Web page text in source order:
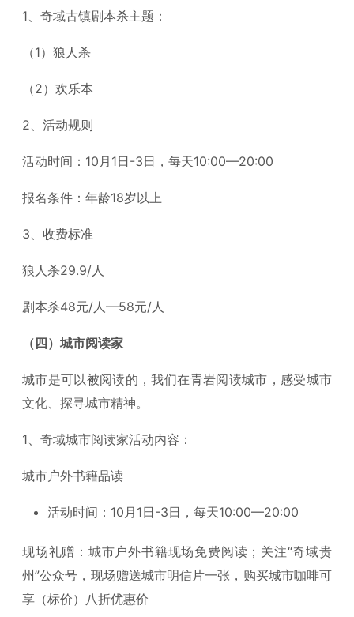
1、奇域古镇剧本杀主题：
（1）狼人杀
（2）欢乐本
2、活动规则
活动时间：10月1日-3日，每天10:00—20:00
报名条件：年龄18岁以上
3、收费标准
狼人杀29.9/人
剧本杀48元/人—58元/人
（四）城市阅读家
城市是可以被阅读的，我们在青岩阅读城市，感受城市
文化、探寻城市精神。
1、奇域城市阅读家活动内容：
城市户外书籍品读
活动时间：10月1日-3日，每天10:00—20:00
现场礼赠：城市户外书籍现场免费阅读；关注“奇域贵
州”公众号，现场赠送城市明信片一张，购买城市咖啡可
享（标价）八折优惠价